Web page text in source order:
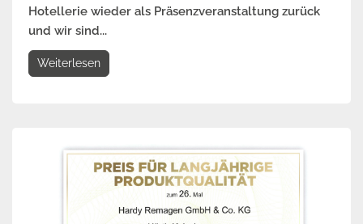
Hotellerie wieder als Präsenzveranstaltung zurück
und wir sind...
Weiterlesen